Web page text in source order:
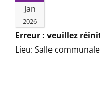
Jan
2026
Erreur : veuillez
Lieu: Salle communale